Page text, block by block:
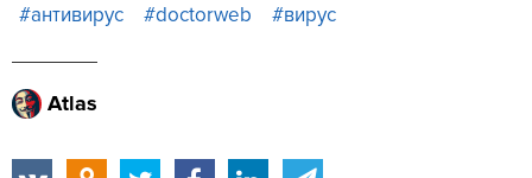
#антивирус #doctorweb #вирус
Atlas